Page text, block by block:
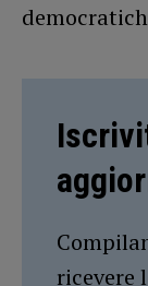
ricevere